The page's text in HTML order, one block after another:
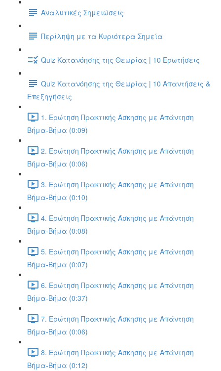
Αναλυτικές Σημειώσεις
Περίληψη με τα Κυριότερα Σημεία
Quiz Κατανόησης της Θεωρίας | 10 Ερωτήσεις
Quiz Κατανόησης της Θεωρίας | 10 Απαντήσεις &
Επεξηγήσεις
1. Ερώτηση Πρακτικής Άσκησης με Απάντηση
Βήμα-Βήμα (0:09)
2. Ερώτηση Πρακτικής Άσκησης με Απάντηση
Βήμα-Βήμα (0:06)
3. Ερώτηση Πρακτικής Άσκησης με Απάντηση
Βήμα-Βήμα (0:10)
4. Ερώτηση Πρακτικής Άσκησης με Απάντηση
Βήμα-Βήμα (0:08)
5. Ερώτηση Πρακτικής Άσκησης με Απάντηση
Βήμα-Βήμα (0:07)
6. Ερώτηση Πρακτικής Άσκησης με Απάντηση
Βήμα-Βήμα (0:37)
7. Ερώτηση Πρακτικής Άσκησης με Απάντηση
Βήμα-Βήμα (0:06)
8. Ερώτηση Πρακτικής Άσκησης με Απάντηση
Βήμα-Βήμα (0:12)